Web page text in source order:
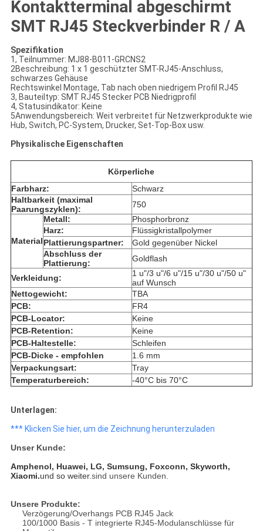
Kontaktterminal abgeschirmt
SMT RJ45 Steckverbinder R / A
Spezifikation
1, Teilnummer: MJ88-B011-GRCNS2
2Beschreibung: 1 x 1 geschützter SMT-RJ45-Anschluss,
schwarzes Gehäuse
Rechtswinkel Montage, Tab nach oben niedrigem Profil RJ45
3, Bauteiltyp: SMT RJ45 Stecker PCB Niedrigprofil
4, Statusindikator: Keine
5Anwendungsbereich: Weit verbreitet für Netzwerkprodukte wie
Hub, Switch, PC-System, Drucker, Set-Top-Box usw.
Physikalische Eigenschaften
Körperliche
Farbharz:
Schwarz
Haltbarkeit (maximal
Paarungszyklen):
750
Material
Metall:
Phosphorbronz
Harz:
Flüssigkristallpolymer
Plattierungspartner:
Gold gegenüber Nickel
Abschluss der
Plattierung:
Goldflash
Verkleidung:
1 u"/3 u"/6 u"/15 u"/30 u"/50 u"
auf Wunsch
Nettogewicht:
TBA
PCB:
FR4
PCB-Locator:
Keine
PCB-Retention:
Keine
PCB-Haltestelle:
Schleifen
PCB-Dicke - empfohlen
1.6 mm
Verpackungsart:
Tray
Temperaturbereich:
-40°C bis 70°C
Unterlagen:
*** Klicken Sie hier, um die Zeichnung herunterzuladen
Unser Kunde:
Amphenol, Huawei, LG, Sumsung, Foxconn, Skyworth,
Xiaomi.und so weiter.sind unsere Kunden.
Unsere Produkte:
Verzögerung/Overhangs PCB RJ45 Jack
100/1000 Basis - T integrierte RJ45-Modulanschlüsse für